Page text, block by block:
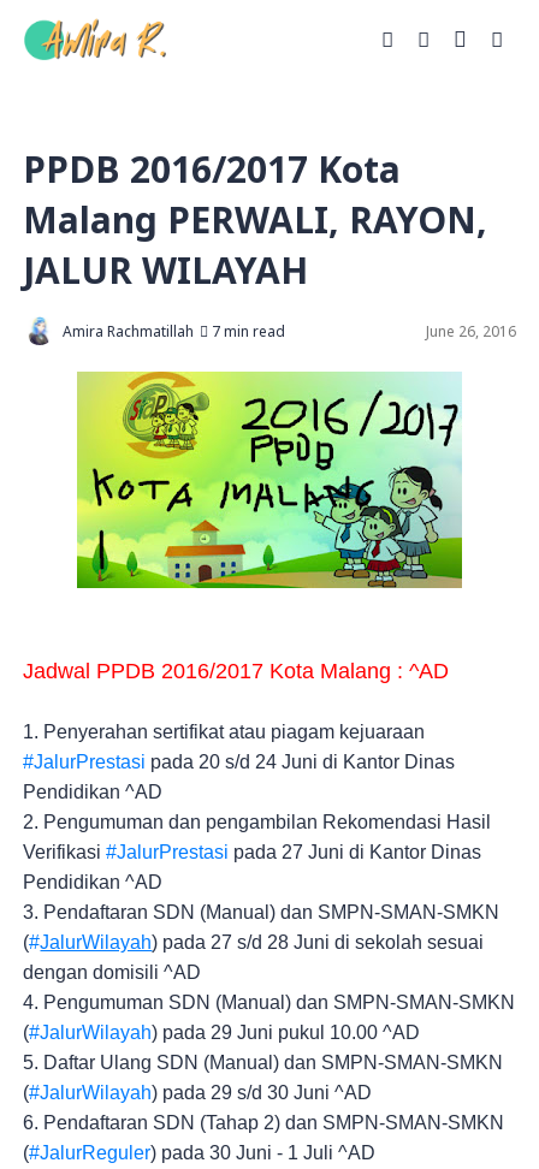
PPDB 2016/2017 Kota
Malang PERWALI, RAYON,
JALUR WILAYAH
Amira Rachmatillah 7 min read June 26, 2016
Jadwal PPDB 2016/2017 Kota Malang : ^AD
#JalurPrestasi pada 20 s/d 24 Juni di Kantor Dinas
Pendidikan ^AD
2. Pengumuman dan pengambilan Rekomendasi Hasil
Verifikasi #JalurPrestasi pada 27 Juni di Kantor Dinas
Pendidikan ^AD
3. Pendaftaran SDN (Manual) dan SMPN-SMAN-SMKN
(#JalurWilayah) pada 27 s/d 28 Juni di sekolah sesuai
dengan domisili ^AD
4. Pengumuman SDN (Manual) dan SMPN-SMAN-SMKN
(#JalurWilayah) pada 29 Juni pukul 10.00 ^AD
5. Daftar Ulang SDN (Manual) dan SMPN-SMAN-SMKN
(#JalurWilayah) pada 29 s/d 30 Juni ^AD
6. Pendaftaran SDN (Tahap 2) dan SMPN-SMAN-SMKN
(#JalurReguler) pada 30 Juni - 1 Juli ^AD